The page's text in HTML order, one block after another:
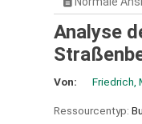
Analyse
Von: Friedrich,
Ressourcentyp: